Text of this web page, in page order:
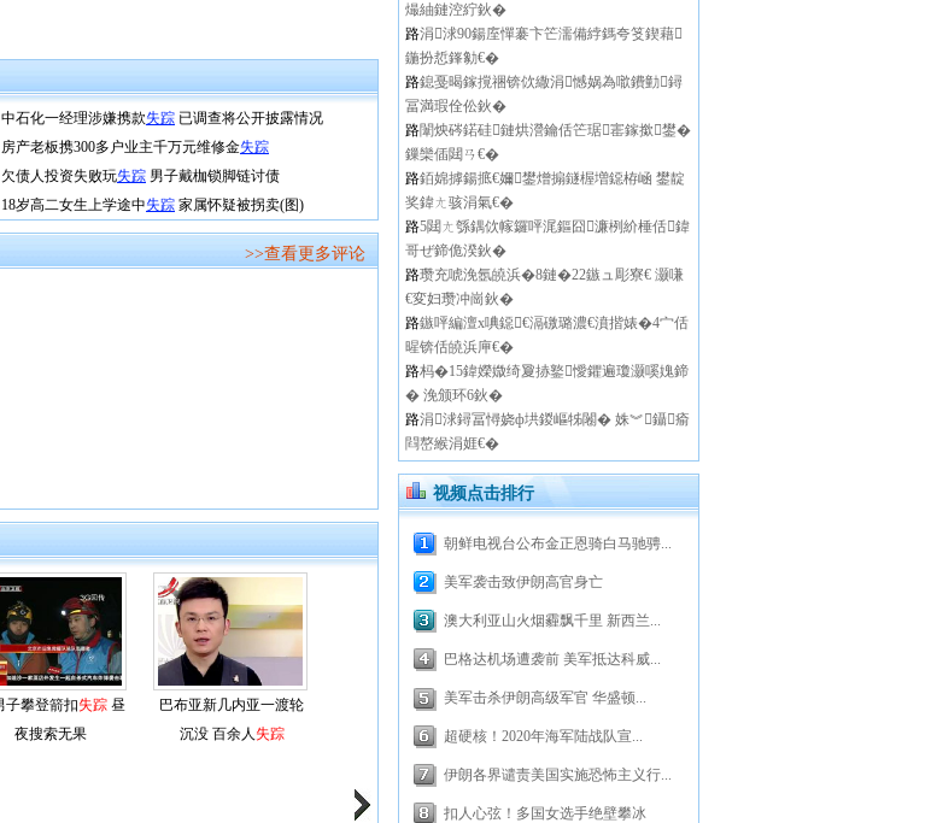
中石化一经理涉嫌携款失踪 已调查将公开披露情况
房产老板携300多户业主千万元维修金失踪
欠债人投资失败玩失踪 男子戴枷锁脚链讨债
18岁高二女生上学途中失踪 家属怀疑被拐卖(图)
>>查看更多评论
子攀登箭扣失踪昼
夜搜索无果
巴布亚新几内亚一渡轮
沉没 百余人 失踪
熶紬鏈涳紵鈥�
路涓浗90鍚庢憚褰卞笀濡備綍鎷夸笅鍥藉
鍦扮悊鎽勨€�
路鎴戞暍鎵撹祵锛佽繖涓憾娲為噷鐨勭鐞
冨満瑕佺伀鈥�
路闈炴硶鍩硅鏈烘瀯鑰佸笀琚寚鎵撳鐢�
鏁欒偛閮ㄢ€�
路銆婂摢鍚掋€嬭鐢熷搧鐩楃増鐚栫崡 鐢靛
奖鍏ㄤ骇涓氣€�
路5閮ㄤ綔鍝佽幏鑼呯浘鏂囧濂栵紒棰佸鍏
哥ぜ鍗佹湀鈥�
路瓒充唬浼氬皢浜�8鏈�22鏃ュ彫寮€ 灏嗛
€変妇瓒冲崗鈥�
路鏃呯編澶х唺鐚€滆礉璐濃€濆揩婊�4宀佸
暒锛佸皢浜庘€�
路杩�15鍏嬫媺绮夐捇鐜懓鑺遍瓊灏嗘媿鍗
� 浼颁环6鈥�
路涓浗鐞冨憳娆ф垬鍐嶇牬闂� 姝︾鑷瘉
閰嶅緱涓娾€�
视频点击排行
朝鲜电视台公布金正恩骑白马驰骋...
美军袭击致伊朗高官身亡
澳大利亚山火烟霾飘千里 新西兰...
巴格达机场遭袭前 美军抵达科威...
美军击杀伊朗高级军官 华盛顿...
超硬核！2020年海军陆战队宣...
伊朗各界谴责美国实施恐怖主义行...
扣人心弦！多国女选手绝壁攀冰